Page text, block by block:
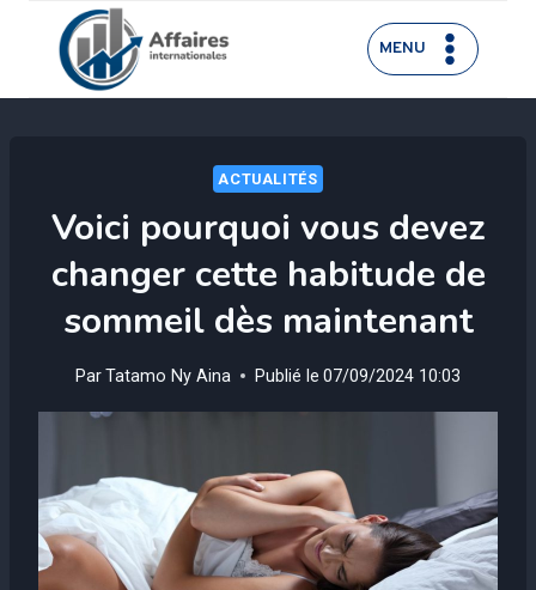
contenu
MENU
ACTUALITÉS
Voici pourquoi vous devez
changer cette habitude de
sommeil dès maintenant
ParTatamo Ny Aina Publié le 07/09/2024 10:03